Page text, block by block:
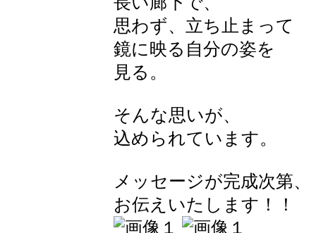
思わず、立ち止まって
鏡に映る自分の姿を
見る。
そんな思いが、
込められています。
メッセージが完成次第、
お伝えいたします！！